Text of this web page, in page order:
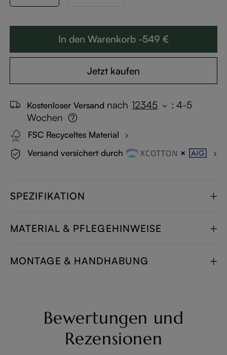
In den Warenkorb -549 €
Jetzt kaufen
Kostenloser Versand nach 12345 : 4-5
Wochen
FSC Recyceltes Material
Versand versichert durch
SPEZIFIKATION
MATERIAL & PFLEGEHINWEISE
MONTAGE & HANDHABUNG
Bewertungen und
Rezensionen